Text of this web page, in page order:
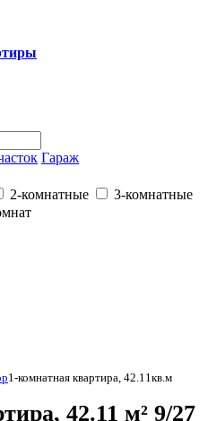
Гараж
2-комнатные
3-комнатные